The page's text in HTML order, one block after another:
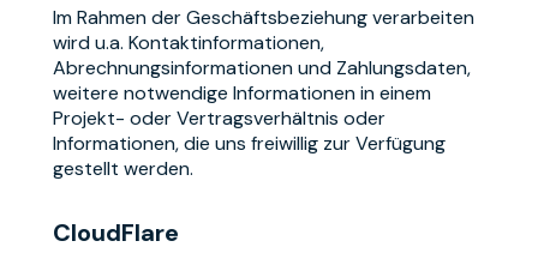
Im Rahmen der Geschäftsbeziehung verarbeiten
wird u.a. Kontaktinformationen,
Abrechnungsinformationen und Zahlungsdaten,
weitere notwendige Informationen in einem
Projekt- oder Vertragsverhältnis oder
Informationen, die uns freiwillig zur Verfügung
gestellt werden.
CloudFlare